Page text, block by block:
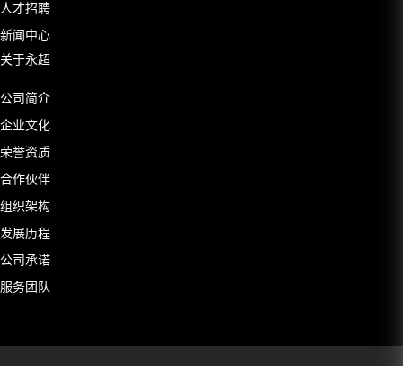
人才招聘
新闻中心
关于永超
公司简介
企业文化
荣誉资质
合作伙伴
组织架构
发展历程
公司承诺
服务团队